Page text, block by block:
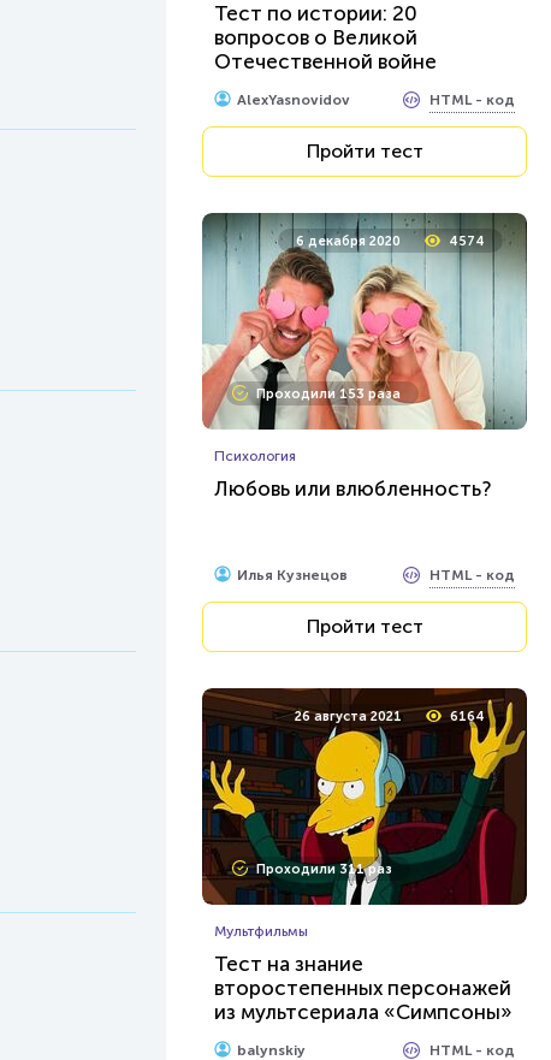
Тест по истории: 20
вопросов о Великой
Отечественной войне
AlexYasnovidov HTML - код
Пройти тест
6 декабря 2020 4574
Проходили 153 раза
Психология
Любовь или влюбленность?
Илья Кузнецов HTML - код
Пройти тест
26 августа 2021 6164
Проходили 311 раз
Мультфильмы
Тест на знание
второстепенных персонажей
из мультсериала «Симпсоны»
balynskiy HTML - код